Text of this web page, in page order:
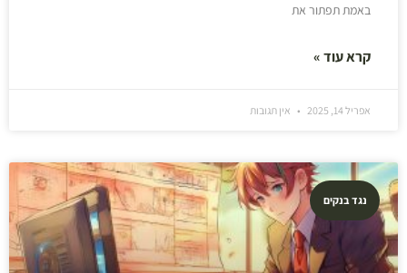
באמת תפתור את
קרא עוד »
אפריל 14, 2025 אין תגובות
נגד בנקים